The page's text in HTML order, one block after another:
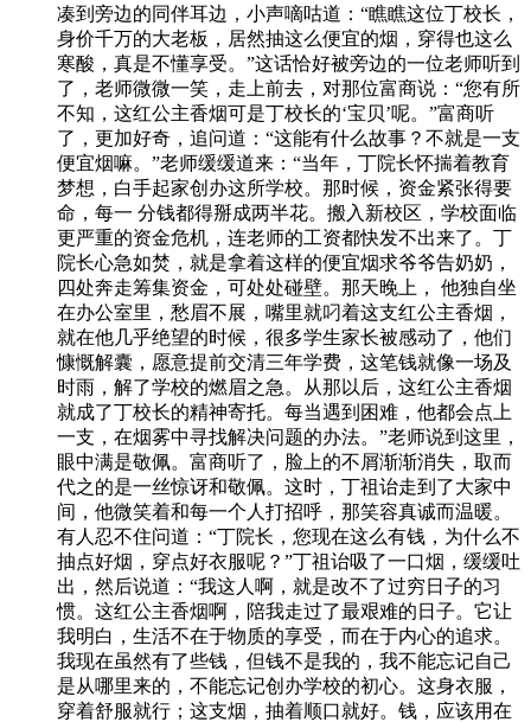
凑到旁边的同伴耳边，小声嘀咕道：“瞧瞧这位丁校长，
身价千万的大老板，居然抽这么便宜的烟，穿得也这么
寒酸，真是不懂享受。”这话恰好被旁边的一位老师听到
了，老师微微一笑，走上前去，对那位富商说：“您有所
不知，这红公主香烟可是丁校长的‘宝贝’呢。”富商听
了，更加好奇，追问道：“这能有什么故事？不就是一支
便宜烟嘛。”老师缓缓道来：“当年，丁院长怀揣着教育
梦想，白手起家创办这所学校。那时候，资金紧张得要
命，每一 分钱都得掰成两半花。搬入新校区，学校面临
更严重的资金危机，连老师的工资都快发不出来了。丁
院长心急如焚，就是拿着这样的便宜烟求爷爷告奶奶，
四处奔走筹集资金，可处处碰壁。那天晚上， 他独自坐
在办公室里，愁眉不展，嘴里就叼着这支红公主香烟，
就在他几乎绝望的时候，很多学生家长被感动了，他们
慷慨解囊，愿意提前交清三年学费，这笔钱就像一场及
时雨，解了学校的燃眉之急。从那以后，这红公主香烟
就成了丁校长的精神寄托。每当遇到困难，他都会点上
一支，在烟雾中寻找解决问题的办法。”老师说到这里，
眼中满是敬佩。富商听了，脸上的不屑渐渐消失，取而
代之的是一丝惊讶和敬佩。这时，丁祖诒走到了大家中
间，他微笑着和每一个人打招呼，那笑容真诚而温暖。
有人忍不住问道：“丁院长，您现在这么有钱，为什么不
抽点好烟，穿点好衣服呢？”丁祖诒吸了一口烟，缓缓吐
出，然后说道：“我这人啊，就是改不了过穷日子的习
惯。这红公主香烟啊，陪我走过了最艰难的日子。它让
我明白，生活不在于物质的享受，而在于内心的追求。
我现在虽然有了些钱，但钱不是我的，我不能忘记自己
是从哪里来的，不能忘记创办学校的初心。这身衣服，
穿着舒服就行；这支烟，抽着顺口就好。钱，应该用在